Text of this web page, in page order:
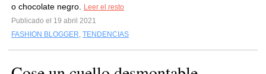
o chocolate negro.
Leer el resto
Publicado el 19 abril 2021
FASHION BLOGGER, TENDENCIAS